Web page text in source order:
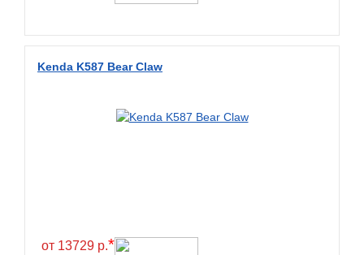
Kenda K587 Bear Claw
от 13729 р.*